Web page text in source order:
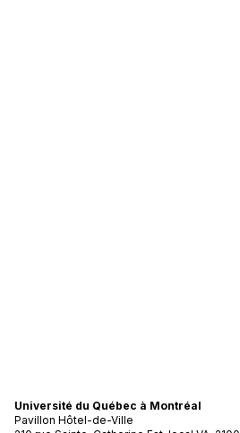
Université du Québec à Montréal
Pavillon Hôtel-de-Ville